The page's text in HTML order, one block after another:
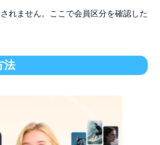
れません。ここで会員区分を確認した
法